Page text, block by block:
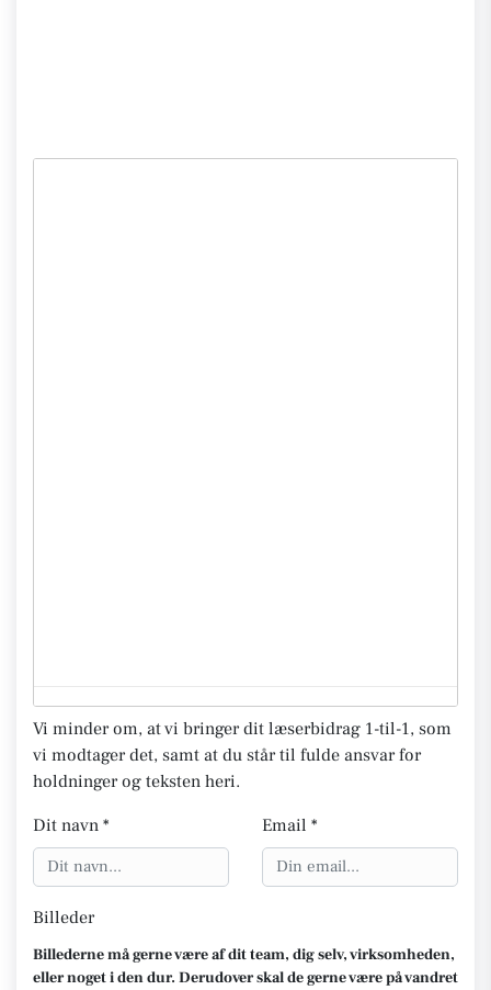
Vi minder om, at vi bringer dit læserbidrag 1-til-1, som
vi modtager det, samt at du står til fulde ansvar for
holdninger og teksten heri.
Dit navn *
Email *
Billeder
Billederne må gerne være af dit team, dig selv, virksomheden,
eller noget i den dur. Derudover skal de gerne være på vandret